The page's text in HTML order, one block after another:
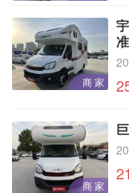
商 家
商 家